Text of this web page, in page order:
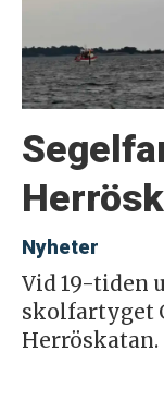
Nyheter
Vid 19-tiden
skolfartyget
Herröskatan.